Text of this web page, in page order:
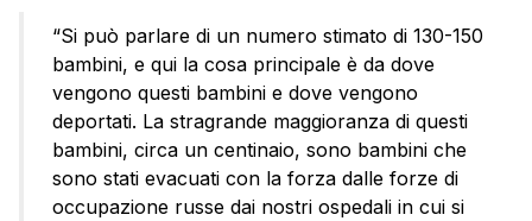
“Si può parlare di un numero stimato di 130-150
bambini, e qui la cosa principale è da dove
vengono questi bambini e dove vengono
deportati. La stragrande maggioranza di questi
bambini, circa un centinaio, sono bambini che
sono stati evacuati con la forza dalle forze di
occupazione russe dai nostri ospedali in cui si